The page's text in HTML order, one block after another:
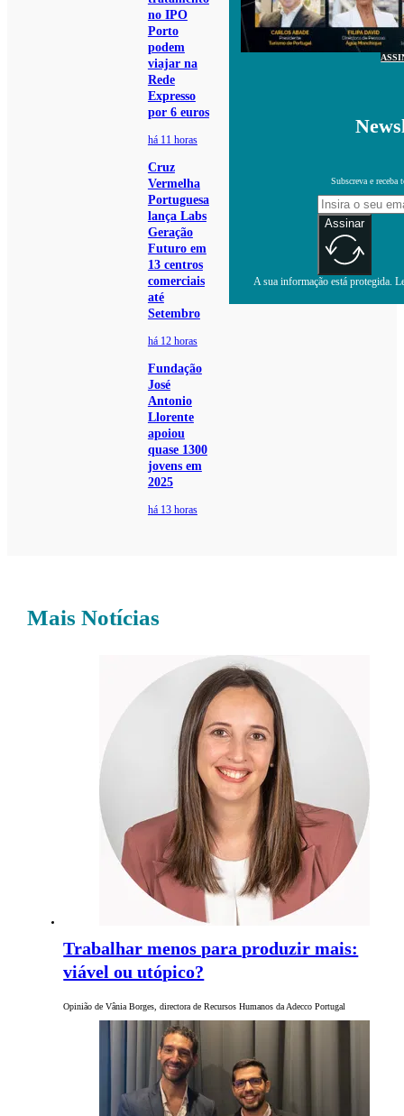
no IPO
Porto
podem
viajar na
Rede
Expresso
por 6 euros
há 11 horas
Cruz
Vermelha
Portuguesa
lança Labs
Geração
Futuro em
13 centros
comerciais
até
Setembro
há 12 horas
Fundação
José
Antonio
Llorente
apoiou
quase 1300
jovens em
2025
há 13 horas
Subscreva e receba
Assinar
A sua informação está protegida.
Mais Notícias
Trabalhar menos para produzir mais:
viável ou utópico?
Opinião de Vânia Borges, directora de Recursos Humanos da Adecco Portugal